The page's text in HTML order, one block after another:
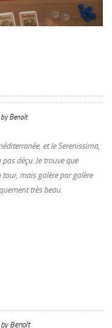
Benoît
et le Serenissima,
déçu. Je trouve que
mais galère par galère
très beau.
Benoît